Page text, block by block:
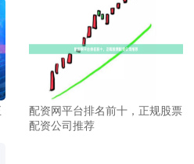
配资网平台排名前十，正规股票
配资公司推荐